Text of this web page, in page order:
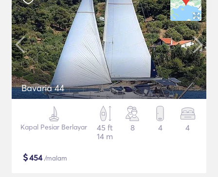
Bavaria 44
Kapal Pesiar Berlayar
45 ft
14 m
8 4 4
$454/malam